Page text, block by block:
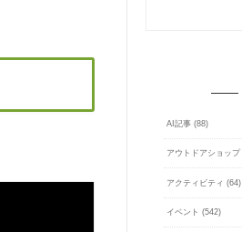
AI記事 (88)
アウトドアショップ
アクティビティ (64)
イベント (542)